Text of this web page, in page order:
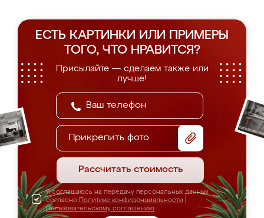
ЕСТЬ КАРТИНКИ ИЛИ ПРИМЕРЫ
ТОГО, ЧТО НРАВИТСЯ?
Присылайте — сделаем также или
лучше!
Прикрепить фото
Рассчитать стоимость
Я соглашаюсь на передачу персональных данных
согласно Политике конфиденциальности
Пользовательскому соглашению